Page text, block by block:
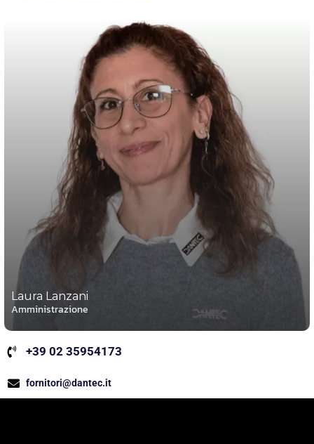
Laura Lanzani
Amministrazione
+39 02 35954173
fornitori@dantec.it